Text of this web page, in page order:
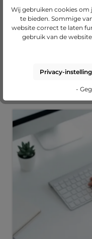
€ 16,16
Wij gebruiken cookies om
te bieden. Sommige
website correct te laten
gebruik van de
Privacy-
-